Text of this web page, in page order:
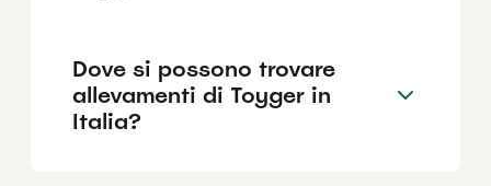
Dove si possono trovare
allevamenti di Toyger in
Italia?